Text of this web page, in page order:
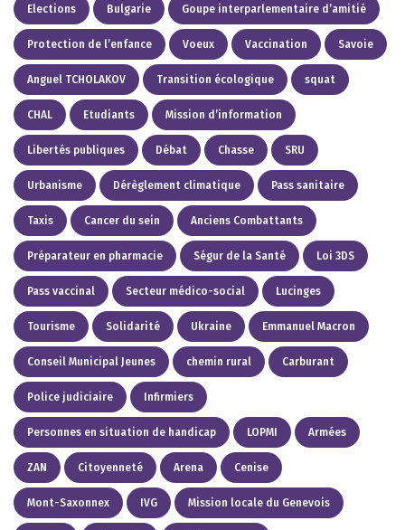
Elections Bulgarie Goupe interparlementaire d’amitié
Protection de l’enfance Voeux Vaccination Savoie
Anguel TCHOLAKOV Transition écologique squat
CHAL Etudiants Mission d’information
Libertés publiques Débat Chasse SRU
Urbanisme Dérèglement climatique Pass sanitaire
Taxis Cancer du sein Anciens Combattants
Préparateur en pharmacie Ségur de la Santé Loi 3DS
Pass vaccinal Secteur médico-social Lucinges
Tourisme Solidarité Ukraine Emmanuel Macron
Conseil Municipal Jeunes chemin rural Carburant
Police judiciaire Infirmiers
Personnes en situation de handicap LOPMI Armées
ZAN Citoyenneté Arena Cenise
Mont-Saxonnex IVG Mission locale du Genevois